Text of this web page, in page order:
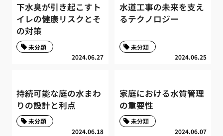
下水臭が引き起こすト
イレの健康リスクとそ
の対策
2024.06.27
未分類
水道工事の未来を支え
るテクノロジー
2024.06.25
未分類
持続可能な庭の水まわ
りの設計と利点
2024.06.18
未分類
家庭における水質管理
の重要性
2024.06.07
未分類